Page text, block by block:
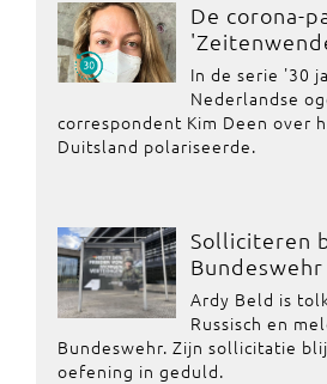
De corona-
In de serie '30
Nederlandse
correspondent Kim Deen over
Duitsland polariseerde.
Solliciteren
Bundeswehr
Ardy Beld is
Russisch en
Bundeswehr. Zijn sollicitatie
oefening in geduld.